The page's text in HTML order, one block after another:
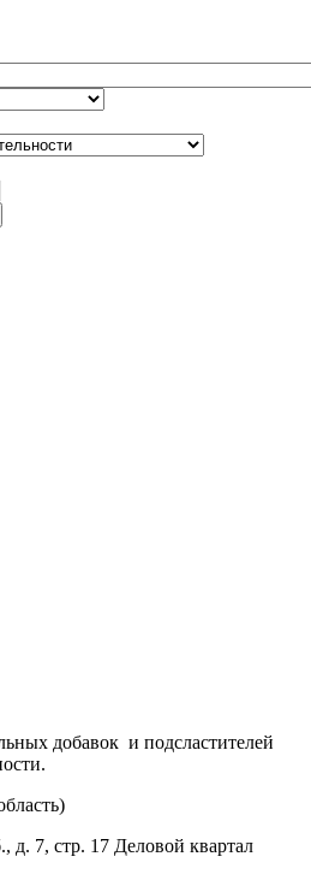
добавок и подсластителей
д. 7, стр. 17 Деловой квартал